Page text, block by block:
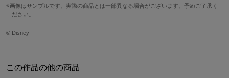
「秘密の場所の扉」
「ハートレスになったソラの姿」
「ワンダニャン」
Free
ベルト幅
画像はサンプルです。実際の商品とは一部異なる場合がございます。予めご了承く
ださい。
© Disney
この作品の他の商品